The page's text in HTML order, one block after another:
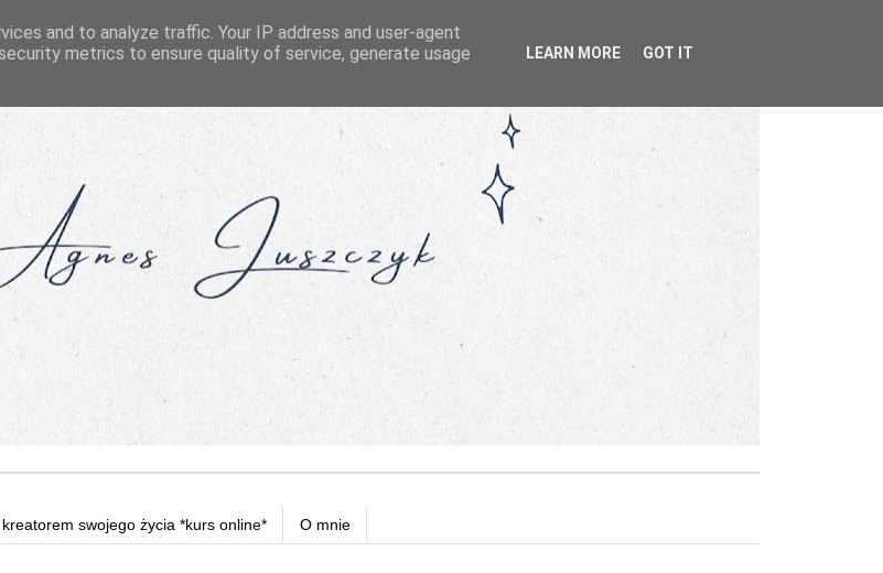
swojego życia *kurs online* O mnie
and to analyze traffic. Your IP address and user-agent
metrics to ensure quality of service, generate usage
LEARN MORE GOT IT